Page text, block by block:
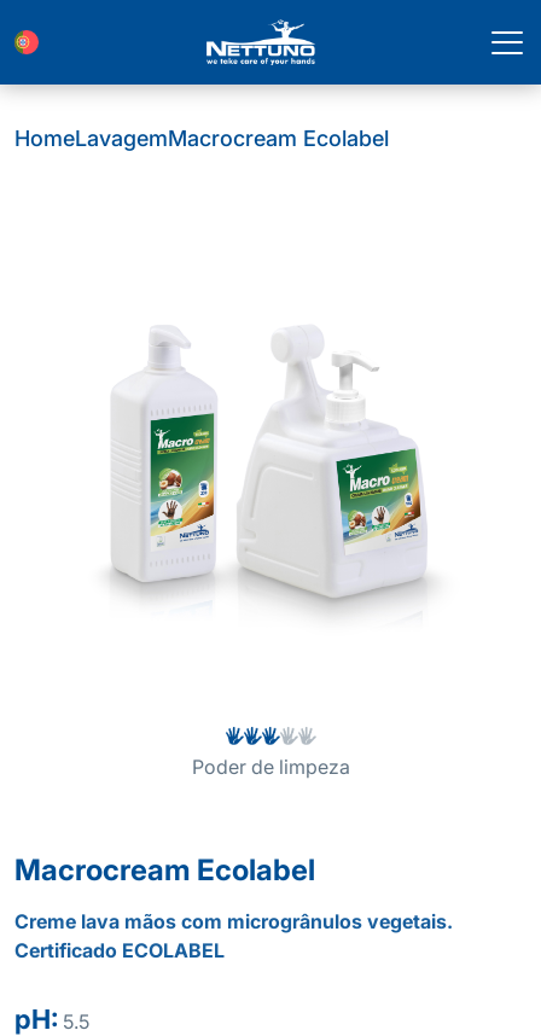
HomeLavagemMacrocream Ecolabel
Poder de limpeza
Macrocream Ecolabel
Creme lava mãos com microgrânulos vegetais.
Certificado ECOLABEL
pH: 5.5